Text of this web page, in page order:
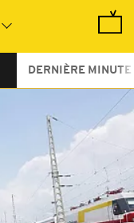
DERNIÈRE MINUTE